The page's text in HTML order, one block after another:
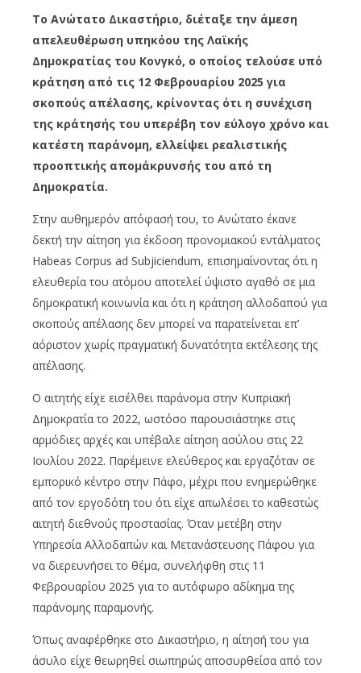
Το Ανώτατο Δικαστήριο, διέταξε την άμεση
απελευθέρωση υπηκόου της Λαϊκής
Δημοκρατίας του Κονγκό, ο οποίος τελούσε υπό
κράτηση από τις 12 Φεβρουαρίου 2025 για
σκοπούς απέλασης, κρίνοντας ότι η συνέχιση
της κράτησής του υπερέβη τον εύλογο χρόνο και
κατέστη παράνομη, ελλείψει ρεαλιστικής
προοπτικής απομάκρυνσής του από τη
Δημοκρατία.
Στην αυθημερόν απόφασή του, το Ανώτατο έκανε
δεκτή την αίτηση για έκδοση προνομιακού εντάλματος
Habeas Corpus ad Subjiciendum, επισημαίνοντας ότι η
ελευθερία του ατόμου αποτελεί ύψιστο αγαθό σε μια
δημοκρατική κοινωνία και ότι η κράτηση αλλοδαπού για
σκοπούς απέλασης δεν μπορεί να παρατείνεται επ’
αόριστον χωρίς πραγματική δυνατότητα εκτέλεσης της
απέλασης.
Ο αιτητής είχε εισέλθει παράνομα στην Κυπριακή
Δημοκρατία το 2022, ωστόσο παρουσιάστηκε στις
αρμόδιες αρχές και υπέβαλε αίτηση ασύλου στις 22
Ιουλίου 2022. Παρέμεινε ελεύθερος και εργαζόταν σε
εμπορικό κέντρο στην Πάφο, μέχρι που ενημερώθηκε
από τον εργοδότη του ότι είχε απωλέσει το καθεστώς
αιτητή διεθνούς προστασίας. Όταν μετέβη στην
Υπηρεσία Αλλοδαπών και Μετανάστευσης Πάφου για
να διερευνήσει το θέμα, συνελήφθη στις 11
Φεβρουαρίου 2025 για το αυτόφωρο αδίκημα της
παράνομης παραμονής.
Όπως αναφέρθηκε στο Δικαστήριο, η αίτησή του για
άσυλο είχε θεωρηθεί σιωπηρώς αποσυρθείσα από τον